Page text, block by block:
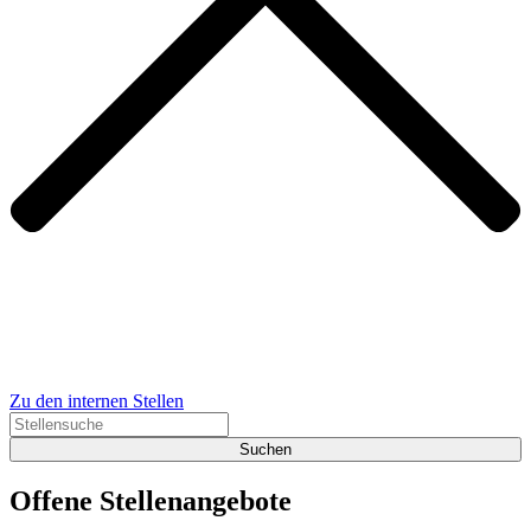
Zu den internen Stellen
Offene Stellenangebote